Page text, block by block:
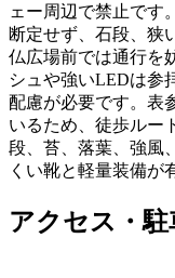
ェー周辺で禁止です
断定せず、石段、狭
仏広場前では通行を
シュや強いLEDは参
配慮が必要です。表
いるため、徒歩ルー
段、苔、落葉、強風
くい靴と軽量装備が
アクセス・